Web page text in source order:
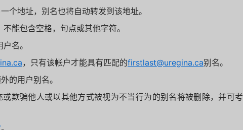
个地址，别名也将自动转发到该地址。
能包含空格，句点或其他字符。
名。
，只有该帐户才能具有匹配的firstlast@uregina.ca别名。
的用户别名。
欺骗他人或以其他方式被视为不当行为的别名将被删除，并可考